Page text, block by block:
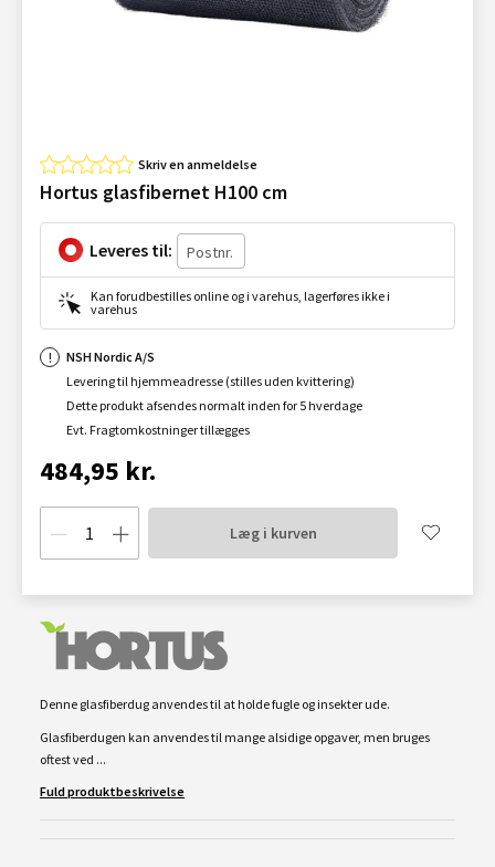
Skriv en anmeldelse
Hortus glasfibernet H100 cm
Leveres til:
Kan forudbestilles online og i varehus, lagerføres ikke i
varehus
NSH Nordic A/S
Levering til hjemmeadresse (stilles uden kvittering)
Dette produkt afsendes normalt inden for 5 hverdage
Evt. Fragtomkostninger tillægges
484,95 kr.
Læg i kurven
Denne glasfiberdug anvendes til at holde fugle og insekter ude.
Glasfiberdugen kan anvendes til mange alsidige opgaver, men bruges
oftest ved ...
Fuld produktbeskrivelse